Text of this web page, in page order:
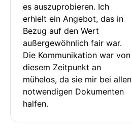
es auszuprobieren. Ich
erhielt ein Angebot, das in
Bezug auf den Wert
außergewöhnlich fair war.
Die Kommunikation war von
diesem Zeitpunkt an
mühelos, da sie mir bei allen
notwendigen Dokumenten
halfen.